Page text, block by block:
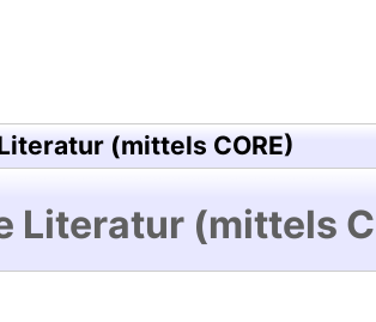
(mittels CORE)
Literatur (mittels